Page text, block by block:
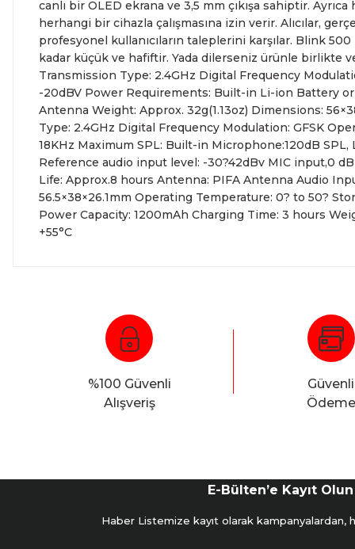
canlı bir OLED ekrana ve 3,5 mm çıkışa sahiptir.
herhangi bir cihazla çalışmasına izin verir. Alıcılar,
profesyonel kullanıcıların taleplerini karşılar. Blink
kadar küçük ve hafiftir. Yada dilerseniz ürünle birlikte
Transmission Type: 2.4GHz Digital Frequency
-20dBV Power Requirements: Built-in Li-ion Battery
Antenna Weight: Approx. 32g(1.13oz) Dimensions:
Type: 2.4GHz Digital Frequency Modulation: GFSK
18KHz Maximum SPL: Built-in Microphone:120dB
Reference audio input level: -30?42dBv MIC input,0
Life: Approx.8 hours Antenna: PIFA Antenna Audio
56.5×38×26.1mm Operating Temperature: 0? to 50?
Power Capacity: 1200mAh Charging Time: 3 hours
+55°C
%100 Güvenli
Alışveriş
Güvenli
Ödeme
E-Bülten’e Kayıt Olun
Haber Listemize kayıt olarak kampanyalardan,